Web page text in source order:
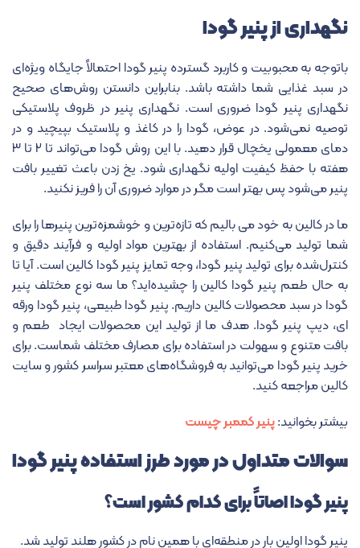
نگهداری از پنیر گودا
باتوجه به محبوبیت و کاربرد گسترده پنیر گودا احتمالاً جایگاه ویژه‌ای
در سبد غذایی شما داشته باشد. بنابراین دانستن روش‌های صحیح
نگهداری پنیر گودا ضروری است. نگهداری پنیر در ظروف پلاستیکی
توصیه نمی‌شود. در عوض، گودا را در کاغذ و پلاستیک بپیچید و در
دمای معمولی یخچال قرار دهید. با این روش گودا می‌تواند تا ۲ تا ۳
هفته با حفظ کیفیت اولیه نگهداری شود. یخ زدن باعث تغییر بافت
پنیر می‌شود پس بهتر است مگر در موارد ضروری آن را فریز نکنید.
ما در کالین به خود می بالیم که تازه‌ترین و خوشمزه‌ترین پنیرها را برای
شما تولید می‌کنیم. استفاده از بهترین مواد اولیه و فرآیند دقیق و
کنترل‌شده برای تولید پنیر گودا، وجه تمایز پنیر گودا کالین است. آیا تا
به حال طعم پنیر گودا کالین را چشیده‌اید؟ ما سه نوع مختلف پنیر
گودا در سبد محصولات کالین داریم. پنیر گودا طبیعی، پنیر گودا ورقه
ای، دیپ پنیر گودا. هدف ما از تولید این محصولات ایجاد طعم و
بافت متنوع و سهولت در استفاده برای مصارف مختلف شماست. برای
خرید پنیر گودا می‌توانید به فروشگاه‌های معتبر سراسر کشور و سایت
کالین مراجعه کنید.
بیشتر بخوانید:پنیر کممبر چیست
سوالات متداول در مورد طرز استفاده پنیر گودا
پنیر گودا اصاتاً برای کدام کشور است؟
پنیر گودا اولین بار در منطقه‌ای با همین نام در کشور هلند تولید شد.